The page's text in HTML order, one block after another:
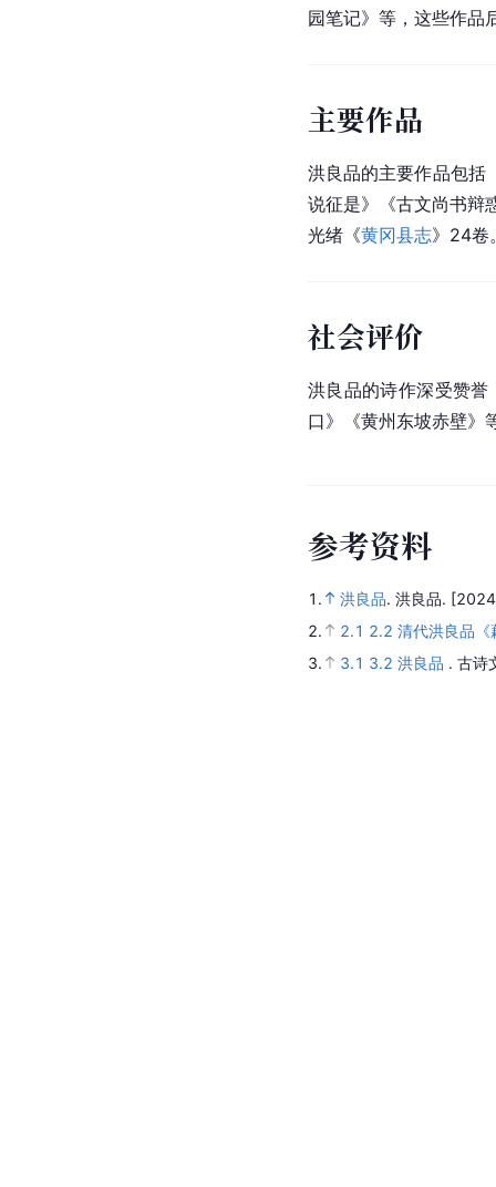
园笔记》等，这些作品
主要作品
洪良品的主要作品包括
说征是》《古文尚书辩
光绪《黄冈县志》24卷
社会评价
洪良品的诗作深受赞
口》《黄州东坡赤壁》
参考资料
1. 洪良品. 洪良品.
2.
2.1 2.2 清代洪良品《
3.
3.1 3.2 洪良品 . 古诗